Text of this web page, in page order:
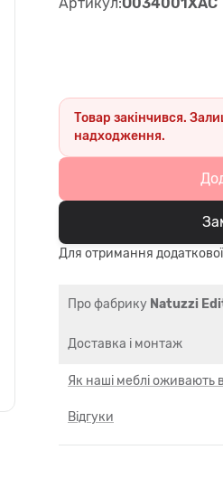
Товар закінчився.
надходження.
Для отримання додаткової
Про фабрику Natuzzi
Доставка і монтаж
Як наші меблі оживають
Відгуки